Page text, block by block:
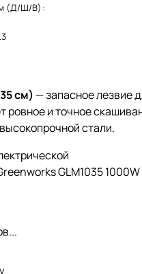
(Д/Ш/В) :
см) — запасное лезвие
ровное и точное
стали.
GLM1035 1000W